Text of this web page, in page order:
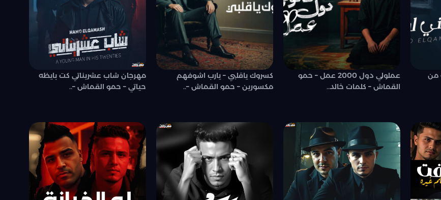
من
عملولي دول 2000 عمل – حمو
القماش – كلمات خالد..
كسروك ياقلبي – يارب اشوفهم
مكسورين – حمو القماش –..
مهرجان شاب عشريناتي كت بايظه
حياتي – حمو القماش –..